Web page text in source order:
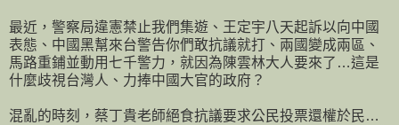
最近，警察局違憲禁止我們集遊、王定宇八天起訴以向中國
表態、中國黑幫來台警告你們敢抗議就打、兩國變成兩區、
馬路重鋪並動用七千警力，就因為陳雲林大人要來了…這是
什麼歧視台灣人、力捧中國大官的政府？
混亂的時刻，蔡丁貴老師絕食抗議要求公民投票還權於民…